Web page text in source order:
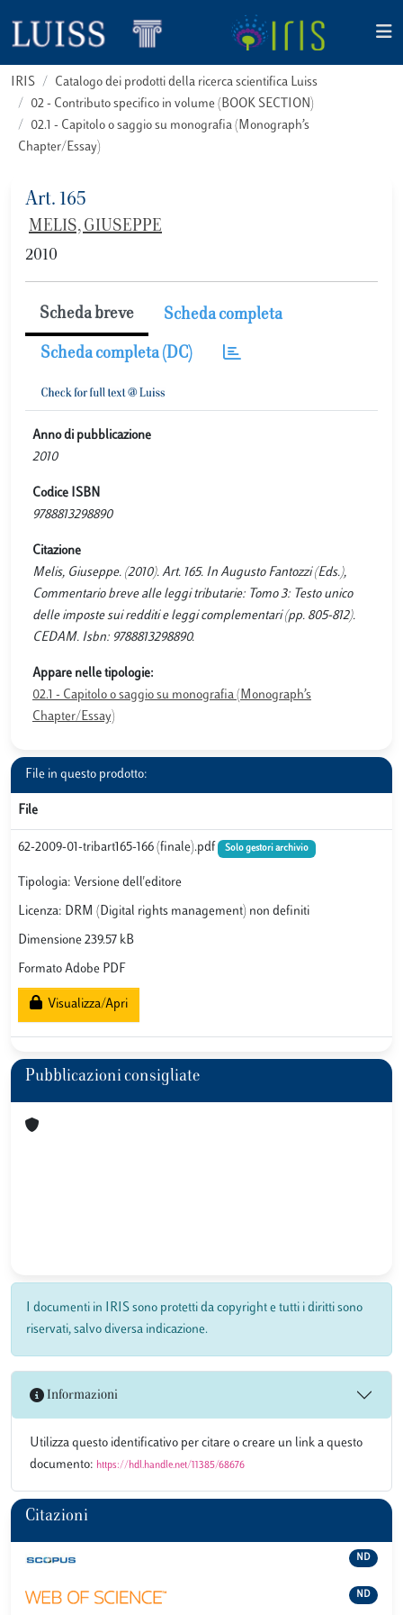
IRIS
Catalogo dei prodotti della ricerca scientifica Luiss
02 - Contributo specifico in volume (BOOK SECTION)
02.1 - Capitolo o saggio su monografia (Monograph’s
Chapter/Essay)
Art. 165
MELIS, GIUSEPPE
2010
Scheda breve Scheda completa
Scheda completa (DC)
Anno di pubblicazione
2010
Codice ISBN
9788813298890
Citazione
Melis, Giuseppe. (2010). Art. 165. In Augusto Fantozzi (Eds.),
Commentario breve alle leggi tributarie: Tomo 3: Testo unico
delle imposte sui redditi e leggi complementari (pp. 805-812).
CEDAM. Isbn: 9788813298890.
Appare nelle tipologie:
02.1 - Capitolo o saggio su monografia (Monograph’s
Chapter/Essay)
File in questo prodotto:
File
62-2009-01-tribart165-166 (finale).pdf Solo gestori archivio
Tipologia: Versione dell'editore
Licenza: DRM (Digital rights management) non definiti
Dimensione 239.57 kB
Formato Adobe PDF
Visualizza/Apri
Pubblicazioni consigliate
I documenti in IRIS sono protetti da copyright e tutti i diritti sono
riservati, salvo diversa indicazione.
Informazioni
Utilizza questo identificativo per citare o creare un link a questo
documento: https://hdl.handle.net/11385/68676
Citazioni
ND
ND